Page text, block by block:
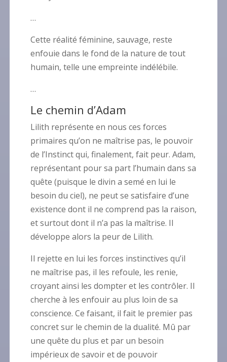
…
Cette réalité féminine, sauvage, reste
enfouie dans le fond de la nature de tout
humain, telle une empreinte indélébile.
…
Le chemin d’Adam
Lilith représente en nous ces forces
primaires qu’on ne maîtrise pas, le pouvoir
de l’Instinct qui, finalement, fait peur. Adam,
représentant pour sa part l’humain dans sa
quête (puisque le divin a semé en lui le
besoin du ciel), ne peut se satisfaire d’une
existence dont il ne comprend pas la raison,
et surtout dont il n’a pas la maîtrise. Il
développe alors la peur de Lilith.
Il rejette en lui les forces instinctives qu’il
ne maîtrise pas, il les refoule, les renie,
croyant ainsi les dompter et les contrôler. Il
cherche à les enfouir au plus loin de sa
conscience. Ce faisant, il fait le premier pas
concret sur le chemin de la dualité. Mû par
une quête du plus et par un besoin
impérieux de savoir et de pouvoir